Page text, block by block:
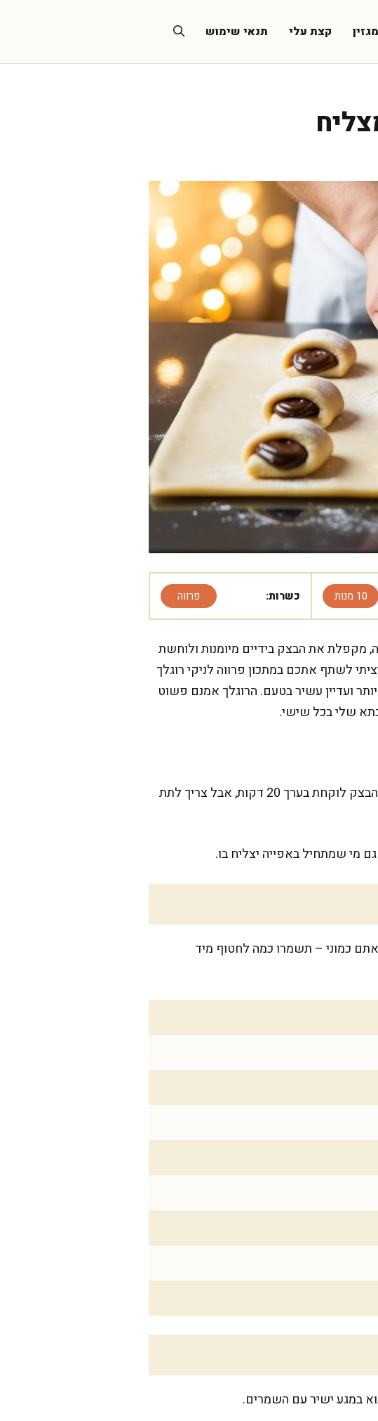
מגזין קצת עלי תנאי שימוש
10 מנות כשרות: פרווה
מקפלת את הבצק בידיים מיומנות ולוחשת
לשתף אתכם במתכון פרווה לניקי רוגלך
ועדיין עשיר בטעם. הרוגלך אמנם פשוט
שלי בכל שישי.
המתכון הזה דורש קצת סבלנות, אבל מבטיחה שהוא שווה כל רגע של השקעה. הכנת הבצק לוקחת בערך 20 דקות, אבל צריך לתת
מי שמתחיל באפייה יצליח בו.
ואם אתם כמוני – תשמרו כמה לחטוף מיד
במגע ישיר עם השמרים.